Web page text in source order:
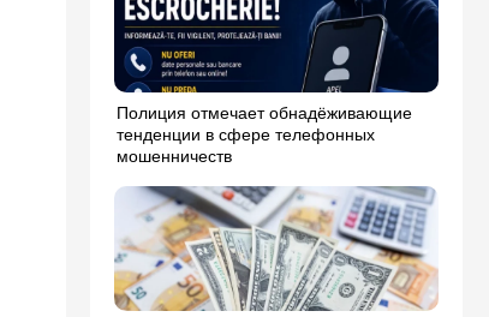
Полиция отмечает обнадёживающие
тенденции в сфере телефонных
мошенничеств